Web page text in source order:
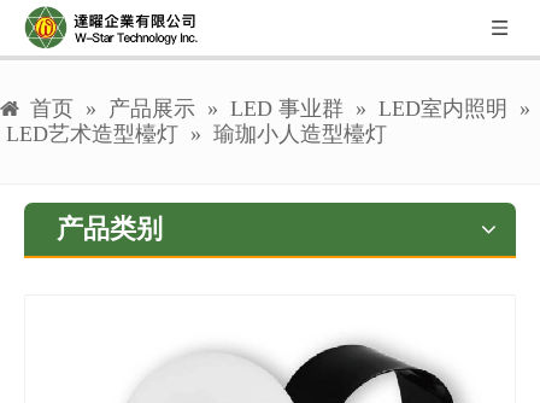
首页 » 产品展示 » LED 事业群 » LED室内照明
»
LED艺术造型檯灯 » 瑜珈小人造型檯灯
产品类别